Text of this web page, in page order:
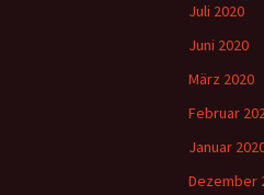
Juli 2020
Juni 2020
März 2020
Februar
Januar
Dezember